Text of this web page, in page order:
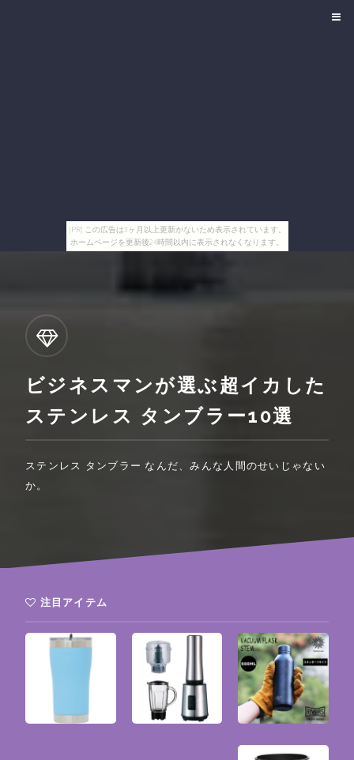
[PR] この広告は3ヶ月以上更新がないため表示されています。
ホームページを更新後24時間以内に表示されなくなります。
ビジネスマンが選ぶ超イカした
ステンレス タンブラー10選
ステンレス タンブラー なんだ、みんな人間のせいじゃない
か。
注目アイテム